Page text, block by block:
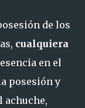
de los
cualquiera
en el
posesión y
achuche,